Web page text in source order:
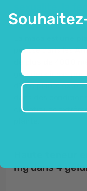
pousse dans les
de plus de 4000
guerriers incas
d'une plante
dans des
climatiques
mg dans 4